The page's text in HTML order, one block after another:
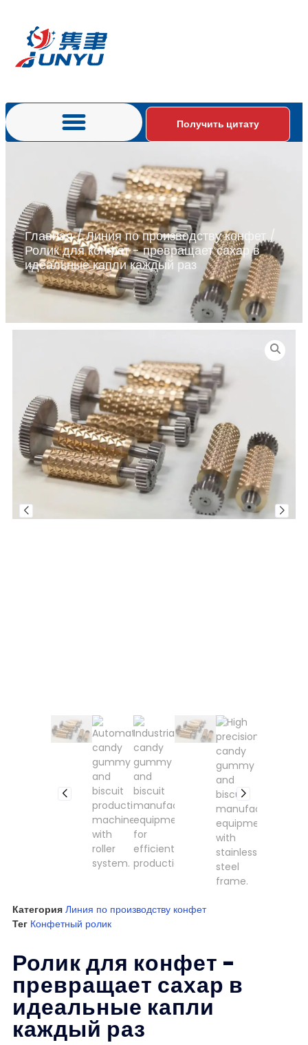
Получить цитату
Главная/Линия по производству конфет/
Ролик для конфет - превращает сахар в
идеальные капли каждый раз
Категория Линия по производству конфет
Тег Конфетный ролик
Ролик для конфет -
превращает сахар в
идеальные капли
каждый раз